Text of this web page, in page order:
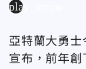
play_arrow
亞特蘭大勇
宣布，前年